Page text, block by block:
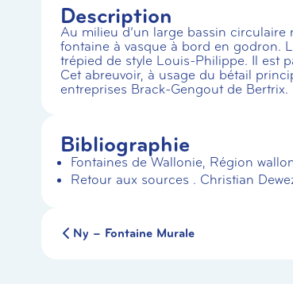
Description
Au milieu d’un large bassin circulaire
fontaine à vasque à bord en godron.
trépied de style Louis-Philippe. Il est
Cet abreuvoir, à usage du bétail
entreprises Brack-Gengout de Bertrix.
Bibliographie
Fontaines de Wallonie, Région
Retour aux sources . Christian
Ny – Fontaine Murale